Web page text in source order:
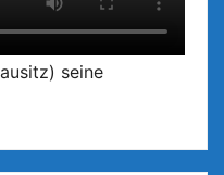
seine